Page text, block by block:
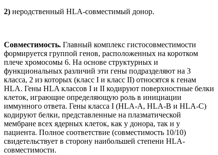
2) неродственный HLA-совместимый донор.
Совместимость. Главный комплекс гистосовместимости
формируется группой генов, расположенных на коротком
плече хромосомы 6. На основе структурных и
функциональных различий эти гены подразделяют на 3
класса, 2 из которых (класс I и класс II) относятся к генам
HLA. Гены HLA классов I и II кодируют поверхностные белки
клеток, играющие определяющую роль в инициации
иммунного ответа. Гены класса I (HLА-А, HLA-B и HLA-C)
кодируют белки, представленные на плазматической
мембране всех ядерных клеток, как у донора, так и у
пациента. Полное соответствие (совместимость 10/10)
свидетельствует в сторону наибольшей степени HLA-
совместимости.